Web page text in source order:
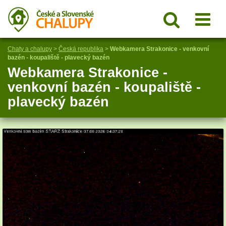
Chaty a chalupy > Česká republika > Webkamera Strakonice - venkovní
bazén - koupaliště - plavecký bazén
Webkamera Strakonice -
venkovní bazén - koupaliště -
plavecký bazén